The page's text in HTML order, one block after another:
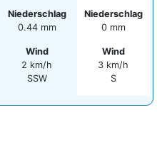
Niederschlag
0.44 mm
Wind
2 km/h
SSW
Niederschlag
0 mm
Wind
3 km/h
S